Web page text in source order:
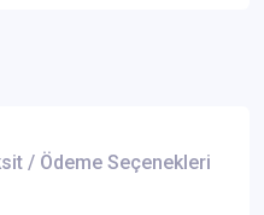
/ Ödeme Seçenekleri